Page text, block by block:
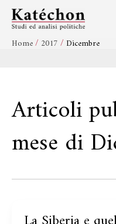
contenuto
Home 2017 Dicembre
Articoli
mese di
La